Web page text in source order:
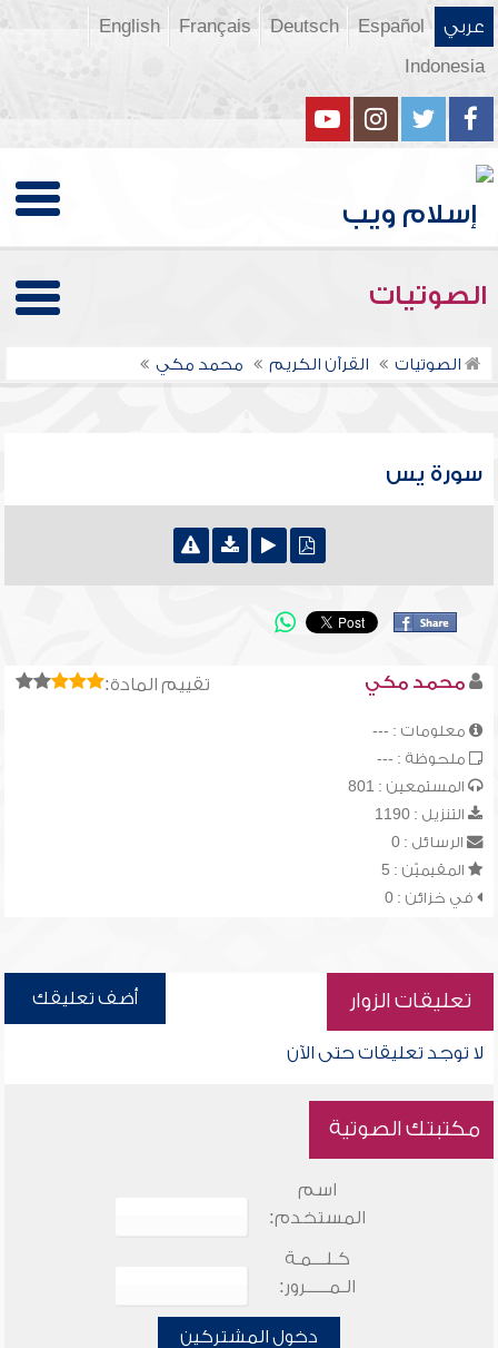
عربي Español
Deutsch
Français
English
Indonesia
الصوتيات
الصوتيات القرآن الكريم محمد مكي
سورة يس
تقييم المادة: محمد مكي
معلومات : ---
ملحوظة : ---
المستمعين : 801
التنزيل : 1190
الرسائل : 0
المقيميّن : 5
في خزائن : 0
تعليقات الزوار أضف تعليقك
لا توجد تعليقات حتى الآن
مكتبتك الصوتية
اسم
المستخدم:
كـلـــمـة
الـمـــــرور:
دخول المشتركين